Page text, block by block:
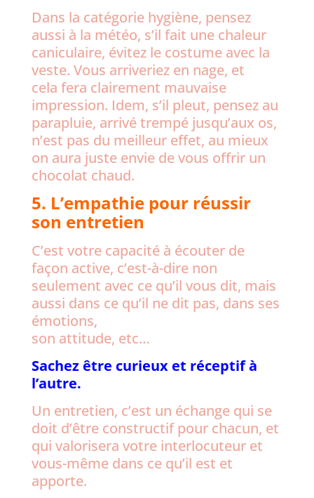
Dans la catégorie hygiène, pensez
aussi à la météo, s’il fait une chaleur
caniculaire, évitez le costume avec la
veste. Vous arriveriez en nage, et
cela fera clairement mauvaise
impression. Idem, s’il pleut, pensez au
parapluie, arrivé trempé jusqu’aux os,
n’est pas du meilleur effet, au mieux
on aura juste envie de vous offrir un
chocolat chaud.
5. L’empathie pour réussir
son entretien
C’est votre capacité à écouter de
façon active, c’est-à-dire non
seulement avec ce qu’il vous dit, mais
aussi dans ce qu’il ne dit pas, dans ses
émotions,
son attitude, etc…
Sachez être curieux et réceptif à
l’autre.
Un entretien, c’est un échange qui se
doit d’être constructif pour chacun, et
qui valorisera votre interlocuteur et
vous-même dans ce qu’il est et
apporte.